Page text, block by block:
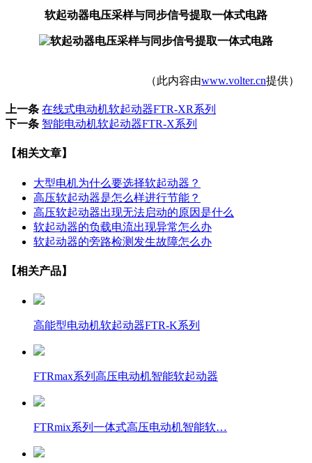
软起动器电压采样与同步信号提取一体式电路
（此内容由www.volter.cn提供）
上一条 在线式电动机软起动器FTR-XR系列
下一条 智能电动机软起动器FTR-X系列
【相关文章】
大型电机为什么要选择软起动器？
高压软起动器是怎么样进行节能？
高压软起动器出现无法启动的原因是什么
软起动器的负载电流出现异常怎么办
软起动器的旁路检测发生故障怎么办
【相关产品】
高能型电动机软起动器FTR-K系列
FTRmax系列高压电动机智能软起动器
FTRmix系列一体式高压电动机智能软…